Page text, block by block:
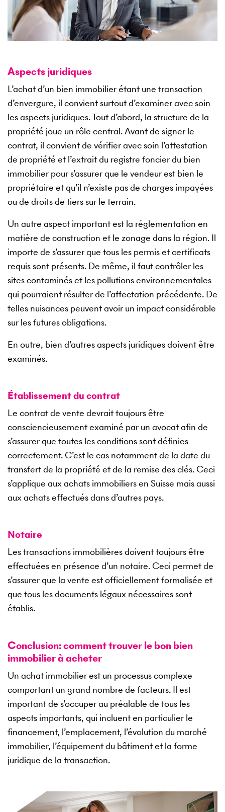
Aspects juridiques
L’achat d’un bien immobilier étant une transaction
d’envergure, il convient surtout d’examiner avec soin
les aspects juridiques. Tout d’abord, la structure de la
propriété joue un rôle central. Avant de signer le
contrat, il convient de vérifier avec soin l’attestation
de propriété et l’extrait du registre foncier du bien
immobilier pour s’assurer que le vendeur est bien le
propriétaire et qu’il n’existe pas de charges impayées
ou de droits de tiers sur le terrain.
Un autre aspect important est la réglementation en
matière de construction et le zonage dans la région. Il
importe de s’assurer que tous les permis et certificats
requis sont présents. De même, il faut contrôler les
sites contaminés et les pollutions environnementales
qui pourraient résulter de l’affectation précédente. De
telles nuisances peuvent avoir un impact considérable
sur les futures obligations.
En outre, bien d’autres aspects juridiques doivent être
examinés.
Établissement du contrat
Le contrat de vente devrait toujours être
consciencieusement examiné par un avocat afin de
s’assurer que toutes les conditions sont définies
correctement. C’est le cas notamment de la date du
transfert de la propriété et de la remise des clés. Ceci
s’applique aux achats immobiliers en Suisse mais aussi
aux achats effectués dans d’autres pays.
Notaire
Les transactions immobilières doivent toujours être
effectuées en présence d’un notaire. Ceci permet de
s’assurer que la vente est officiellement formalisée et
que tous les documents légaux nécessaires sont
établis.
Conclusion: comment trouver le bon bien
immobilier à acheter
Un achat immobilier est un processus complexe
comportant un grand nombre de facteurs. Il est
important de s’occuper au préalable de tous les
aspects importants, qui incluent en particulier le
financement, l’emplacement, l’évolution du marché
immobilier, l’équipement du bâtiment et la forme
juridique de la transaction.